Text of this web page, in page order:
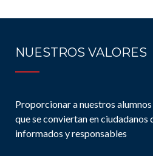
NUESTROS VALORES
Proporcionar a nuestros
que se conviertan en ciudadanos
informados y responsables